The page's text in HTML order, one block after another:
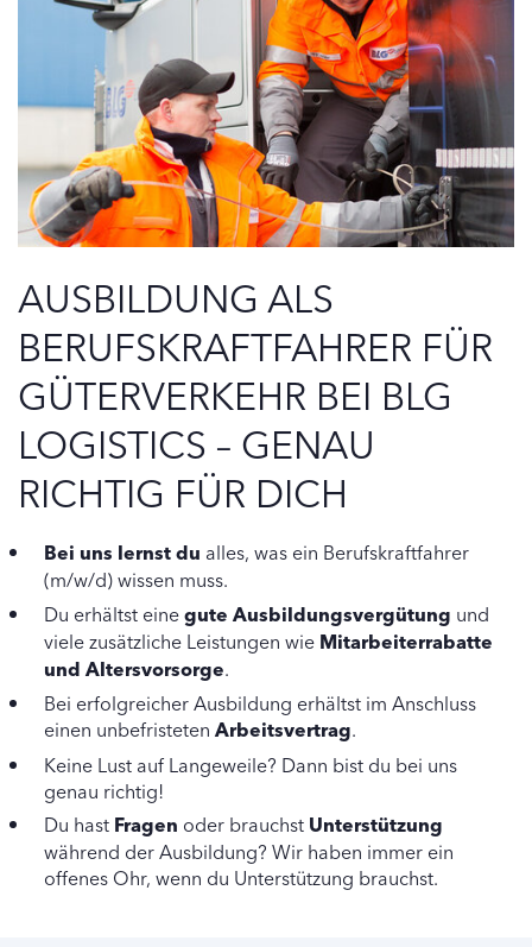
AUSBILDUNG ALS
BERUFSKRAFTFAHRER FÜR
GÜTERVERKEHR BEI BLG
LOGISTICS – GENAU
RICHTIG FÜR DICH
Bei uns lernst du alles, was ein Berufskraftfahrer
(m/w/d) wissen muss.
Du erhältst einegute Ausbildungsvergütung und
vielezusätzliche Leistungen wie Mitarbeiterrabatte
und Altersvorsorge.
Bei erfolgreicher Ausbildung erhältst im Anschluss
einen unbefristeten Arbeitsvertrag.
Keine Lust auf Langeweile? Dann bist du bei uns
genau richtig!
Du hast Fragen oder brauchst Unterstützung
während der Ausbildung? Wir haben immer ein
offenes Ohr, wenn du Unterstützung brauchst.